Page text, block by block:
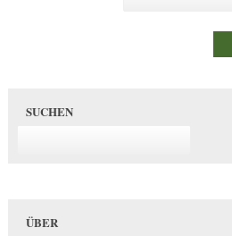
SUCHEN
ÜBER